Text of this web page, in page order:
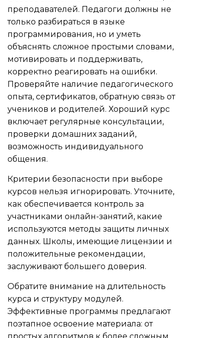
преподавателей. Педагоги должны не
только разбираться в языке
программирования, но и уметь
объяснять сложное простыми словами,
мотивировать и поддерживать,
корректно реагировать на ошибки.
Проверяйте наличие педагогического
опыта, сертификатов, обратную связь от
учеников и родителей. Хороший курс
включает регулярные консультации,
проверки домашних заданий,
возможность индивидуального
общения.
Критерии безопасности при выборе
курсов нельзя игнорировать. Уточните,
как обеспечивается контроль за
участниками онлайн-занятий, какие
используются методы защиты личных
данных. Школы, имеющие лицензии и
положительные рекомендации,
заслуживают большего доверия.
Обратите внимание на длительность
курса и структуру модулей.
Эффективные программы предлагают
поэтапное освоение материала: от